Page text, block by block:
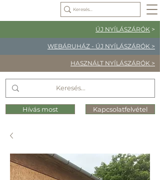
ÚJ NYÍLÁSZÁRÓK >
WEBÁRUHÁZ - ÚJ NYÍLÁSZÁRÓK >
HASZNÁLT NYÍLÁSZÁRÓK >
Hívás most Kapcsolatfelvétel